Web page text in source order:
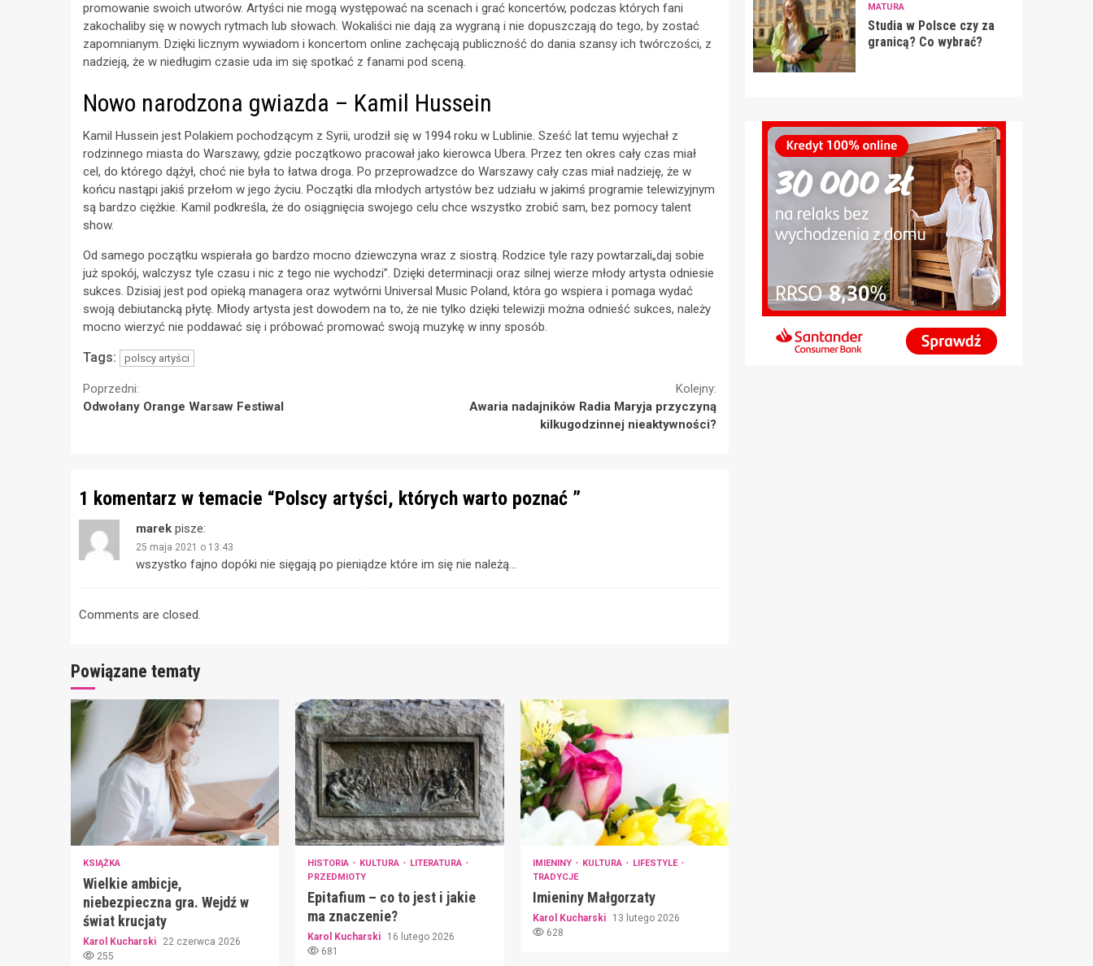
promowanie swoich utworów. Artyści nie mogą występować na scenach i grać koncertów, podczas których fani
zakochaliby się w nowych rytmach lub słowach. Wokaliści nie dają za wygraną i nie dopuszczają do tego, by zostać
zapomnianym. Dzięki licznym wywiadom i koncertom online zachęcają publiczność do dania szansy ich twórczości, z
nadzieją, że w niedługim czasie uda im się spotkać z fanami pod sceną.
Nowo narodzona gwiazda – Kamil Hussein
Kamil Hussein jest Polakiem pochodzącym z Syrii, urodził się w 1994 roku w Lublinie. Sześć lat temu wyjechał z
rodzinnego miasta do Warszawy, gdzie początkowo pracował jako kierowca Ubera. Przez ten okres cały czas miał
cel, do którego dążył, choć nie była to łatwa droga. Po przeprowadzce do Warszawy cały czas miał nadzieję, że w
końcu nastąpi jakiś przełom w jego życiu. Początki dla młodych artystów bez udziału w jakimś programie telewizyjnym
są bardzo ciężkie. Kamil podkreśla, że do osiągnięcia swojego celu chce wszystko zrobić sam, bez pomocy talent
show.
Od samego początku wspierała go bardzo mocno dziewczyna wraz z siostrą. Rodzice tyle razy powtarzali„daj sobie
już spokój, walczysz tyle czasu i nic z tego nie wychodzi”. Dzięki determinacji oraz silnej wierze młody artysta odniesie
sukces. Dzisiaj jest pod opieką managera oraz wytwórni Universal Music Poland, która go wspiera i pomaga wydać
swoją debiutancką płytę. Młody artysta jest dowodem na to, że nie tylko dzięki telewizji można odnieść sukces, należy
mocno wierzyć nie poddawać się i próbować promować swoją muzykę w inny sposób.
Tags: polscy artyści
Continue
Poprzedni:
Odwołany Orange Warsaw Festiwal
Kolejny:
Awaria nadajników Radia Maryja przyczyną
kilkugodzinnej nieaktywności?
1 komentarz w temacie “Polscy artyści, których warto poznać ”
marek pisze:
25 maja 2021 o 13:43
wszystko fajno dopóki nie sięgają po pieniądze które im się nie należą…
Comments are closed.
Powiązane tematy
KSIĄŻKA
Wielkie ambicje,
niebezpieczna gra. Wejdź w
świat krucjaty
Karol Kucharski
22 czerwca 2026
255
HISTORIA KULTURA
LITERATURA
PRZEDMIOTY
Epitafium – co to jest i jakie
ma znaczenie?
Karol Kucharski
16 lutego 2026
681
IMIENINY KULTURA
LIFESTYLE
TRADYCJE
Imieniny Małgorzaty
Karol Kucharski
13 lutego 2026
628
MATURA
Studia w Polsce czy za
granicą? Co wybrać?